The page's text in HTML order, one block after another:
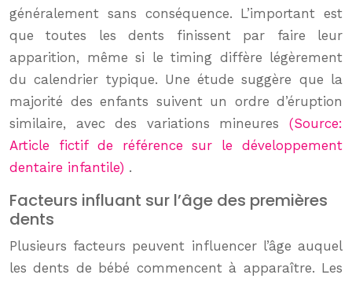
généralement sans conséquence. L’important est
que toutes les dents finissent par faire leur
apparition, même si le timing diffère légèrement
du calendrier typique. Une étude suggère que la
majorité des enfants suivent un ordre d’éruption
similaire, avec des variations mineures (Source:
Article fictif de référence sur le développement
dentaire infantile) .
Facteurs influant sur l’âge des premières
dents
Plusieurs facteurs peuvent influencer l’âge auquel
les dents de bébé commencent à apparaître. Les